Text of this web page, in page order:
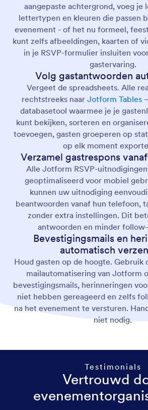
aangepaste achtergrond, voeg je
lettertypen en kleuren die passen
evenement - of het nu formeel,
kunt zelfs afbeeldingen, kaarten of
in je RSVP-formulier insluiten
gastervaring.
Volg gastantwoorden
Vergeet de spreadsheets. Alle
rechtstreeks naar Jotform Tables
databasetool waarmee je je
kunt bekijken, sorteren en
toevoegen, gasten groeperen op
op elk moment
Verzamel gastrespons
Alle Jotform RSVP-
geoptimaliseerd voor mobiel
kunnen uw uitnodiging
beantwoorden vanaf hun telefoon,
zonder extra instellingen. Dit
antwoorden en minder
Bevestigingsmails en
automatisch
Houd gasten op de hoogte. Gebruik
mailautomatisering van Jotform
bevestigingsmails, herinneringen
niet hebben gereageerd en zelfs
na het evenement te versturen.
niet nodig.
Testimonials
Vertrouwd